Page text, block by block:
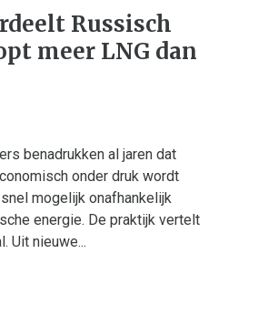
Russisch
meer LNG dan
benadrukken al jaren dat
onder druk wordt
mogelijk onafhankelijk
energie. De praktijk vertelt
Uit nieuwe...